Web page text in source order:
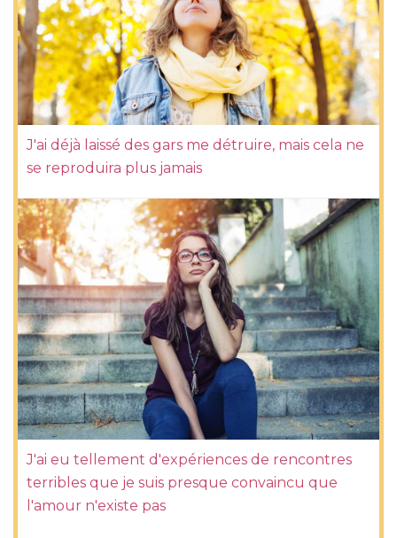
J'ai déjà laissé des gars me détruire, mais cela ne
se reproduira plus jamais
J'ai eu tellement d'expériences de rencontres
terribles que je suis presque convaincu que
l'amour n'existe pas